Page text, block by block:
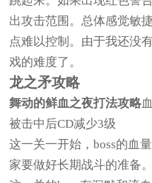
出攻击范围。总体感觉敏
点难以控制。由于我还没
戏的难度了。
龙之矛攻略
舞动的鲜血之夜打法攻略
被击中后CD减少3级
这一关一开始，boss的血
家要做好长期战斗的准备。